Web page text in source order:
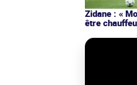
Zidane : «
être